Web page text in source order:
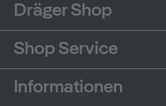
Dräger Shop
Shop Service
Informationen